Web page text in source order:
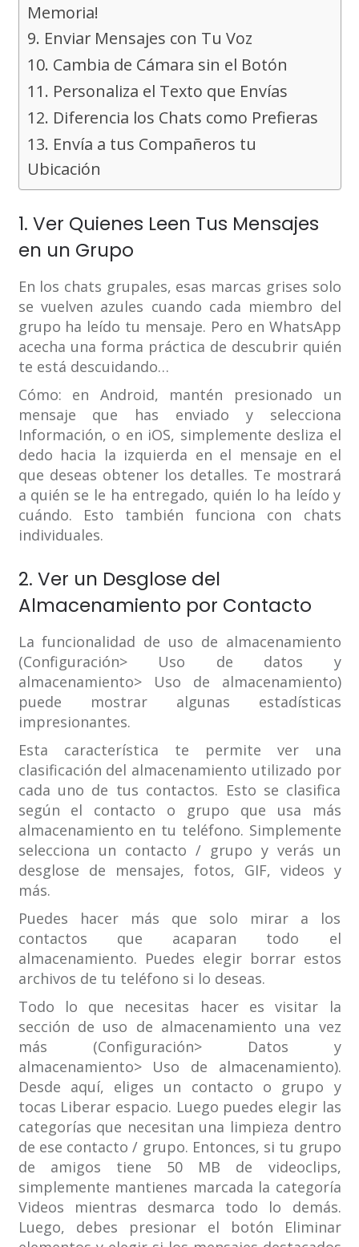
Memoria!
9. Enviar Mensajes con Tu Voz
10. Cambia de Cámara sin el Botón
11. Personaliza el Texto que Envías
12. Diferencia los Chats como Prefieras
13. Envía a tus Compañeros tu
Ubicación
1. Ver Quienes Leen Tus Mensajes
en un Grupo
En los chats grupales, esas marcas grises solo
se vuelven azules cuando cada miembro del
grupo ha leído tu mensaje. Pero en WhatsApp
acecha una forma práctica de descubrir quién
te está descuidando…
Cómo: en Android, mantén presionado un
mensaje que has enviado y selecciona
Información, o en iOS, simplemente desliza el
dedo hacia la izquierda en el mensaje en el
que deseas obtener los detalles. Te mostrará
a quién se le ha entregado, quién lo ha leído y
cuándo. Esto también funciona con chats
individuales.
2. Ver un Desglose del
Almacenamiento por Contacto
La funcionalidad de uso de almacenamiento
(Configuración> Uso de datos y
almacenamiento> Uso de almacenamiento)
puede mostrar algunas estadísticas
impresionantes.
Esta característica te permite ver una
clasificación del almacenamiento utilizado por
cada uno de tus contactos. Esto se clasifica
según el contacto o grupo que usa más
almacenamiento en tu teléfono. Simplemente
selecciona un contacto / grupo y verás un
desglose de mensajes, fotos, GIF, videos y
más.
Puedes hacer más que solo mirar a los
contactos que acaparan todo el
almacenamiento. Puedes elegir borrar estos
archivos de tu teléfono si lo deseas.
Todo lo que necesitas hacer es visitar la
sección de uso de almacenamiento una vez
más (Configuración> Datos y
almacenamiento> Uso de almacenamiento).
Desde aquí, eliges un contacto o grupo y
tocas Liberar espacio. Luego puedes elegir las
categorías que necesitan una limpieza dentro
de ese contacto / grupo. Entonces, si tu grupo
de amigos tiene 50 MB de videoclips,
simplemente mantienes marcada la categoría
Videos mientras desmarca todo lo demás.
Luego, debes presionar el botón Eliminar